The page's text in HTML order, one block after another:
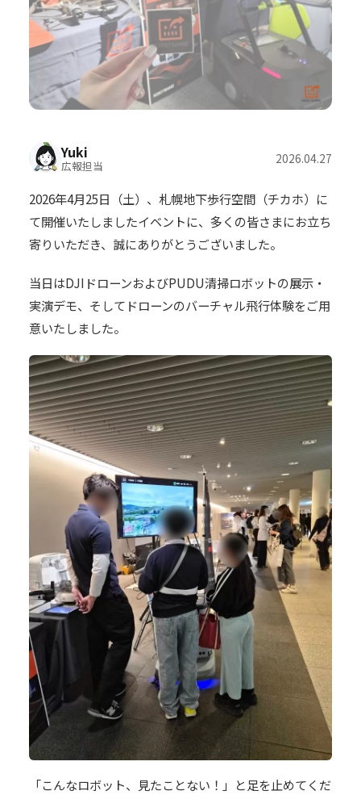
Yuki
広報担当 2026.04.27
2026年4月25日（土）、札幌地下歩行空間（チカホ）に
て開催いたしましたイベントに、多くの皆さまにお立ち
寄りいただき、誠にありがとうございました。
当日はDJIドローンおよびPUDU清掃ロボットの展示・
実演デモ、そしてドローンのバーチャル飛行体験をご用
意いたしました。
「こんなロボット、見たことない！」と足を止めてくだ